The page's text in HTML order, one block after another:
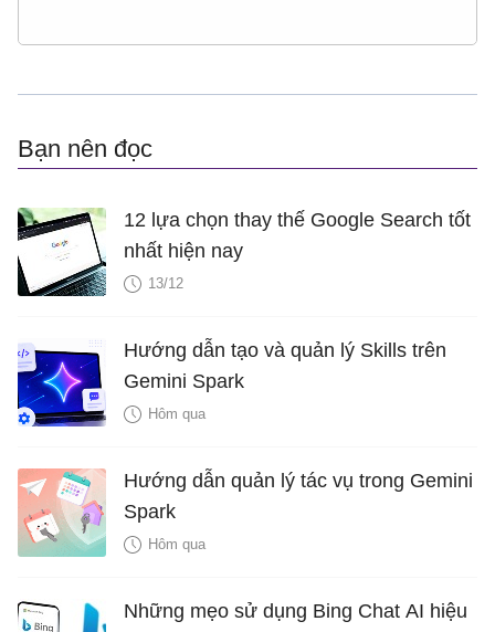
Bạn nên đọc
12 lựa chọn thay thế Google Search tốt
nhất hiện nay
13/12
Hướng dẫn tạo và quản lý Skills trên
Gemini Spark
Hôm qua
Hướng dẫn quản lý tác vụ trong Gemini
Spark
Hôm qua
Những mẹo sử dụng Bing Chat AI hiệu